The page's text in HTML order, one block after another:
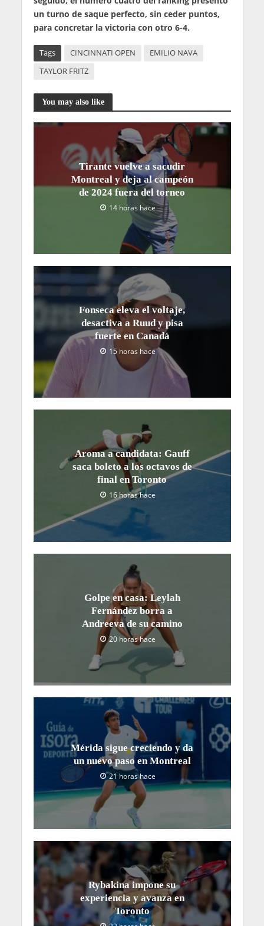
un turno de saque perfecto, sin ceder puntos,
para concretar la victoria con otro 6-4.
Tags CINCINNATI OPEN
EMILIO NAVA
TAYLOR FRITZ
You may also like
Tirante vuelve a sacudir
Montreal y deja al campeón
de 2024 fuera del torneo
14 horas hace
Fonseca eleva el voltaje,
desactiva a Ruud y pisa
fuerte en Canadá
15 horas hace
Aroma a candidata: Gauff
saca boleto a los octavos de
final en Toronto
16 horas hace
Golpe en casa: Leylah
Fernández borra a
Andreeva de su camino
20 horas hace
Mérida sigue creciendo y da
un nuevo paso en Montreal
21 horas hace
Rybakina impone su
experiencia y avanza en
Toronto